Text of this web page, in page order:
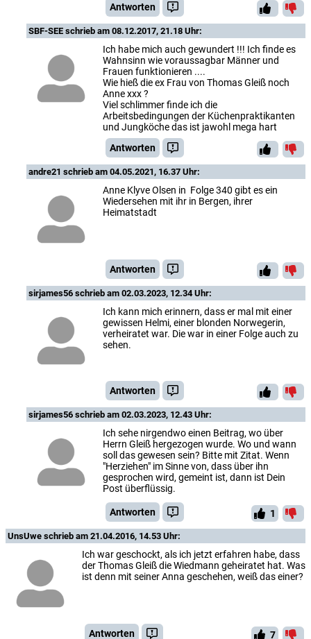
Antworten
SBF-SEE schrieb am 08.12.2017, 21.18 Uhr:
Ich habe mich auch gewundert !!! Ich finde es
Wahnsinn wie voraussagbar Männer und
Frauen funktionieren ....
Wie hieß die ex Frau von Thomas Gleiß noch
Anne xxx ?
Viel schlimmer finde ich die
Arbeitsbedingungen der Küchenpraktikanten
und Jungköche das ist jawohl mega hart
Antworten
andre21 schrieb am 04.05.2021, 16.37 Uhr:
Anne Klyve Olsen in Folge 340 gibt es ein
Wiedersehen mit ihr in Bergen, ihrer
Heimatstadt
Antworten
sirjames56 schrieb am 02.03.2023, 12.34 Uhr:
Ich kann mich erinnern, dass er mal mit einer
gewissen Helmi, einer blonden Norwegerin,
verheiratet war. Die war in einer Folge auch zu
sehen.
Antworten
sirjames56 schrieb am 02.03.2023, 12.43 Uhr:
Ich sehe nirgendwo einen Beitrag, wo über
Herrn Gleiß hergezogen wurde. Wo und wann
soll das gewesen sein? Bitte mit Zitat. Wenn
"Herziehen" im Sinne von, dass über ihn
gesprochen wird, gemeint ist, dann ist Dein
Post überflüssig.
Antworten 1
UnsUwe schrieb am 21.04.2016, 14.53 Uhr:
Ich war geschockt, als ich jetzt erfahren habe, dass
der Thomas Gleiß die Wiedmann geheiratet hat. Was
ist denn mit seiner Anna geschehen, weiß das einer?
Antworten 7